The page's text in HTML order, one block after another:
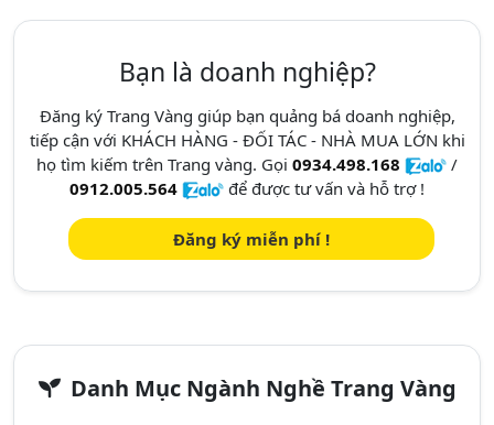
Bạn là doanh nghiệp?
Đăng ký Trang Vàng giúp bạn quảng bá doanh nghiệp,
tiếp cận với KHÁCH HÀNG - ĐỐI TÁC - NHÀ MUA LỚN khi
họ tìm kiếm trên Trang vàng. Gọi 0934.498.168
/
0912.005.564
để được tư vấn và hỗ trợ !
Đăng ký miễn phí !
Danh Mục Ngành Nghề Trang Vàng